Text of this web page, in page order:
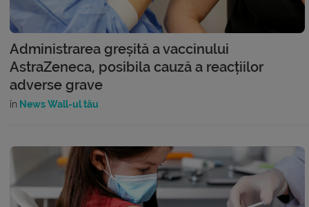
Administrarea greșită a vaccinului
AstraZeneca, posibila cauză a reacțiilor
adverse grave
în News Wall-ul tău